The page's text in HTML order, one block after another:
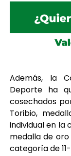
Además, la
Deporte ha
cosechados
Toribio,
individual en la
medalla de
categoría de 11-